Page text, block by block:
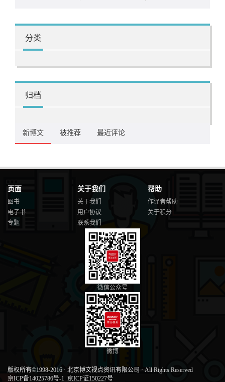
分类
归档
新博文 被推荐 最近评论
页面
图书
电子书
专题
关于我们
关于我们
用户协议
联系我们
帮助
作译者帮助
关于积分
微信公众号
微博
版权所有©1998-2016 · 北京博文视点资讯有限公司 · All Rights Reserved
京ICP备14025786号-1 京ICP证150227号